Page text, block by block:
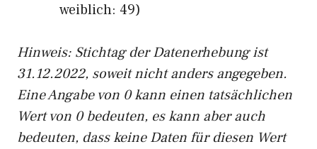
weiblich: 49)
Hinweis: Stichtag der Datenerhebung ist
31.12.2022, soweit nicht anders angegeben.
Eine Angabe von 0 kann einen tatsächlichen
Wert von 0 bedeuten, es kann aber auch
bedeuten, dass keine Daten für diesen Wert